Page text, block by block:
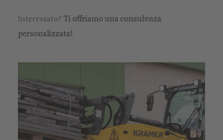
Interessato? Ti offriamo una consulenza
personalizzata!